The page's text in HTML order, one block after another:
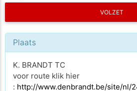
VOLZET
Plaats
K. BRANDT TC
voor route klik hier
: http://www.denbrandt.be/site/nl/